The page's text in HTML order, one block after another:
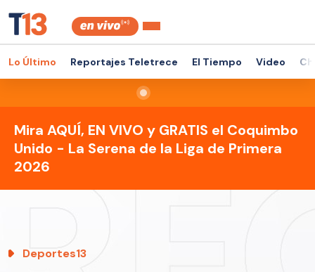
Lo Último Reportajes Teletrece El Tiempo Video
Mira AQUÍ, EN VIVO y GRATIS el Coquimbo
Unido - La Serena de la Liga de Primera
2026
Deportes13